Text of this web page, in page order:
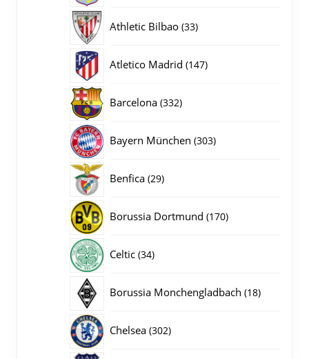
Athletic Bilbao 3333
Atletico Madrid 147147
Barcelona 332332
Bayern München 303303
Benfica 2929
Borussia Dortmund 170170
Celtic 3434
Borussia Monchengladbach 1818
Chelsea 302302